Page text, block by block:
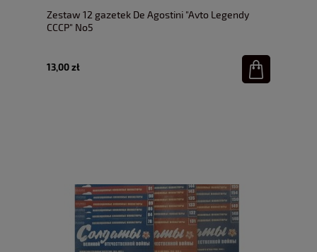
Zestaw 12 gazetek De Agostini "Avto Legendy
CCCP" No5
13,00 zł